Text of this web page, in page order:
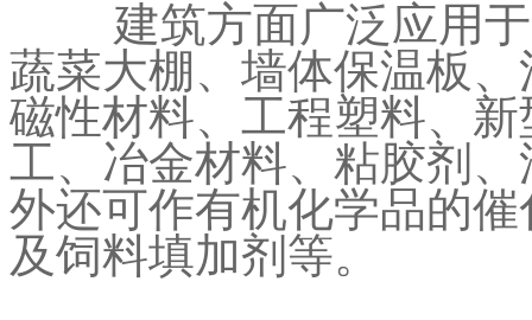
建筑方面广泛应用于
蔬菜大棚、墙体保温板
磁性材料、工程塑料、
工、冶金材料、粘胶剂
外还可作有机化学品的
及饲料填加剂等。